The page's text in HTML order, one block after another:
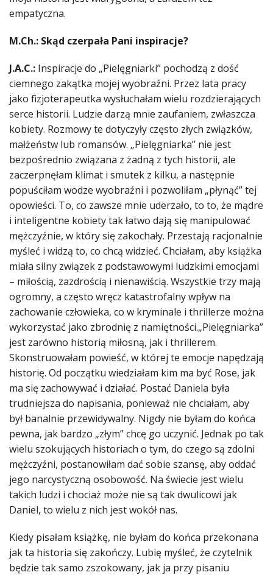
empatyczna.
M.Ch.: Skąd czerpała Pani inspiracje?
J.A.C.: Inspiracje do „Pielęgniarki” pochodzą z dość
ciemnego zakątka mojej wyobraźni. Przez lata pracy
jako fizjoterapeutka wysłuchałam wielu rozdzierających
serce historii. Ludzie darzą mnie zaufaniem, zwłaszcza
kobiety. Rozmowy te dotyczyły często złych związków,
małżeństw lub romansów. „Pielęgniarka” nie jest
bezpośrednio związana z żadną z tych historii, ale
zaczerpnęłam klimat i smutek z kilku, a następnie
popuściłam wodze wyobraźni i pozwoliłam „płynąć” tej
opowieści. To, co zawsze mnie uderzało, to to, że mądre
i inteligentne kobiety tak łatwo dają się manipulować
mężczyźnie, w który się zakochały. Przestają racjonalnie
myśleć i widzą to, co chcą widzieć. Chciałam, aby książka
miała silny związek z podstawowymi ludzkimi emocjami
– miłością, zazdrością i nienawiścią. Wszystkie trzy mają
ogromny, a często wręcz katastrofalny wpływ na
zachowanie człowieka, co w kryminale i thrillerze można
wykorzystać jako zbrodnię z namiętności.„Pielęgniarka”
jest zarówno historią miłosną, jak i thrillerem.
Skonstruowałam powieść, w której te emocje napędzają
historię. Od początku wiedziałam kim ma być Rose, jak
ma się zachowywać i działać. Postać Daniela była
trudniejsza do napisania, ponieważ nie chciałam, aby
był banalnie przewidywalny. Nigdy nie byłam do końca
pewna, jak bardzo „złym” chcę go uczynić. Jednak po tak
wielu szokujących historiach o tym, do czego są zdolni
mężczyźni, postanowiłam dać sobie szansę, aby oddać
jego narcystyczną osobowość. Na świecie jest wielu
takich ludzi i chociaż może nie są tak dwulicowi jak
Daniel, to wielu z nich jest wokół nas.
Kiedy pisałam książkę, nie byłam do końca przekonana
jak ta historia się zakończy. Lubię myśleć, że czytelnik
będzie tak samo zszokowany, jak ja przy pisaniu